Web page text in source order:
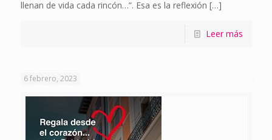
llenan de vida cada rincón…”. Esa es la reflexión […]
Leer más
6 febrero, 2023